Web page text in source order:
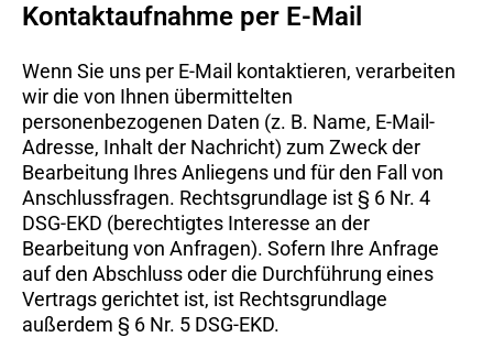
Kontaktaufnahme per E-Mail
Wenn Sie uns per E-Mail kontaktieren, verarbeiten
wir die von Ihnen übermittelten
personenbezogenen Daten (z. B. Name, E-Mail-
Adresse, Inhalt der Nachricht) zum Zweck der
Bearbeitung Ihres Anliegens und für den Fall von
Anschlussfragen. Rechtsgrundlage ist § 6 Nr. 4
DSG-EKD (berechtigtes Interesse an der
Bearbeitung von Anfragen). Sofern Ihre Anfrage
auf den Abschluss oder die Durchführung eines
Vertrags gerichtet ist, ist Rechtsgrundlage
außerdem § 6 Nr. 5 DSG-EKD.